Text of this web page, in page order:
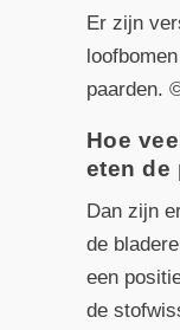
Er zijn
paarden.
Hoe
eten de
Dan zijn
de
een
de